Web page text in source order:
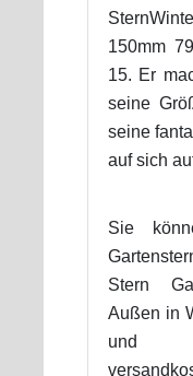
150mm
15. Er
seine
seine
auf sich
Sie
Stern
Außen in
und